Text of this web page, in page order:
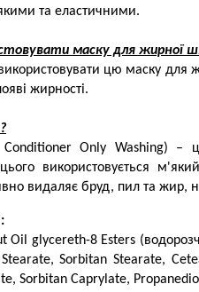
та еластичними.
маску для жирної
цю маску
жирності.
Conditioner Only Washing) –
використовується
видаляє бруд, пил та жир,
Oil glycereth-8 Esters
Sorbitan Stearate,
Sorbitan Caprylate,